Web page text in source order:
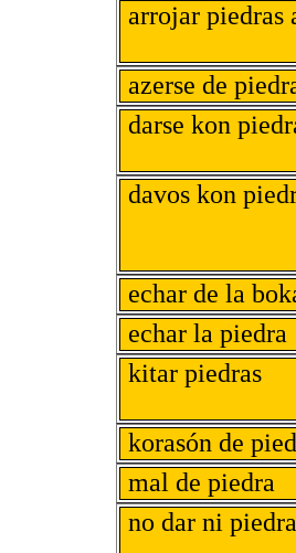
arrojar piedras
azerse de
darse kon
davos kon
echar de la
echar la piedra
kitar piedras
korasón de
mal de piedra
no dar ni